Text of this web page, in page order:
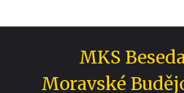
MKS
Moravské